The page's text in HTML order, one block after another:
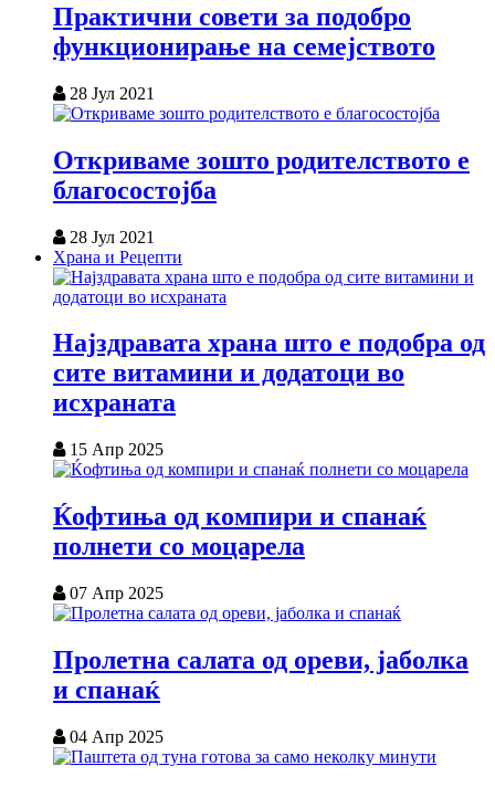
Практични совети за подобро
функционирање на семејството
28 Јул 2021
Откриваме зошто родителството е
благосостојба
28 Јул 2021
Храна и Рецепти
Најздравата храна што е подобра од
сите витамини и додатоци во
исхраната
15 Апр 2025
Ќофтиња од компири и спанаќ
полнети со моцарела
07 Апр 2025
Пролетна салата од ореви, јаболка
и спанаќ
04 Апр 2025